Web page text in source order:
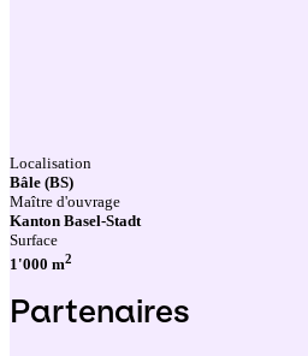
Localisation
Bâle (BS)
Maître d'ouvrage
Kanton Basel-Stadt
Surface
1'000 m2
Partenaires